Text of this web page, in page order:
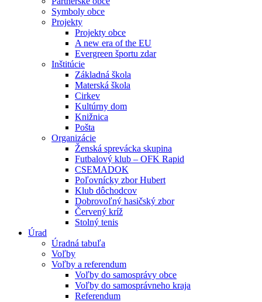
Symboly obce
Projekty
Projekty obce
A new era of the EU
Evergreen športu zdar
Inštitúcie
Základná škola
Materská škola
Cirkev
Kultúrny dom
Knižnica
Pošta
Organizácie
Ženská sprevácka skupina
Futbalový klub – OFK Rapid
CSEMADOK
Poľovnícky zbor Hubert
Klub dôchodcov
Dobrovoľný hasičský zbor
Červený kríž
Stolný tenis
Úrad
Úradná tabuľa
Voľby
Voľby a referendum
Voľby do samosprávy obce
Voľby do samosprávneho kraja
Referendum